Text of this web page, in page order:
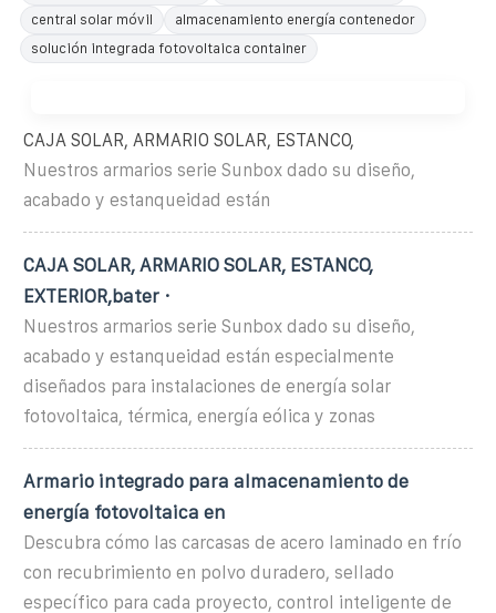
central solar móvil
almacenamiento energía contenedor
solución integrada fotovoltaica container
CAJA SOLAR, ARMARIO SOLAR, ESTANCO,
Nuestros armarios serie Sunbox dado su diseño,
acabado y estanqueidad están
CAJA SOLAR, ARMARIO SOLAR, ESTANCO,
EXTERIOR,bater ·
Nuestros armarios serie Sunbox dado su diseño,
acabado y estanqueidad están especialmente
diseñados para instalaciones de energía solar
fotovoltaica, térmica, energía eólica y zonas
Armario integrado para almacenamiento de
energía fotovoltaica en
Descubra cómo las carcasas de acero laminado en frío
con recubrimiento en polvo duradero, sellado
específico para cada proyecto, control inteligente de